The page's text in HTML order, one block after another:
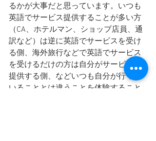
るかが大事だと思っています。いつも
英語でサービス提供することが多い方
（CA、ホテルマン、ショップ店員、通
訳など）は逆に英語でサービスを受け
る側、海外旅行などで英語でサービス
を受けるだけの方は自分がサービスを
提供する側、などいつも自分が行って
いることとは違うことを体験すること